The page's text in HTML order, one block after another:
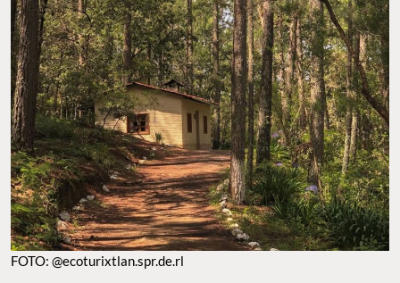
FOTO: @ecoturixtlan.spr.de.rl